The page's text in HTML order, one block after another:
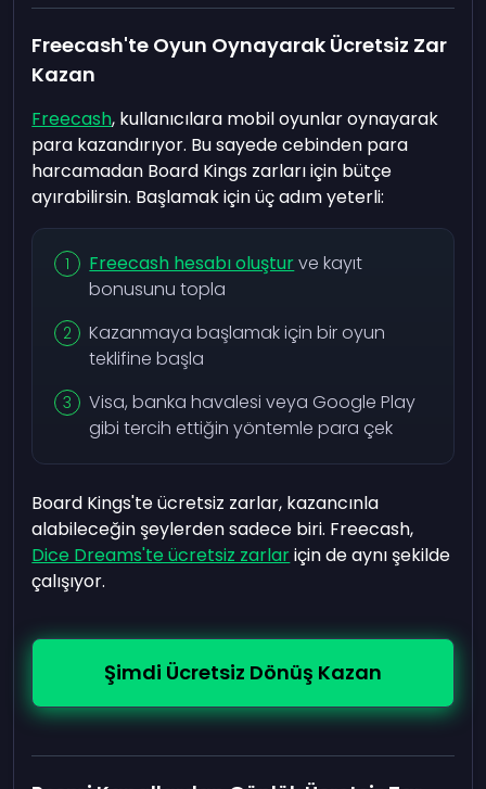
Freecash'te Oyun Oynayarak Ücretsiz Zar
Kazan
Freecash, kullanıcılara mobil oyunlar oynayarak
para kazandırıyor. Bu sayede cebinden para
harcamadan Board Kings zarları için bütçe
ayırabilirsin. Başlamak için üç adım yeterli:
Freecash hesabı oluşturve kayıt
bonusunu topla
Kazanmaya başlamak için bir oyun
teklifine başla
Visa, banka havalesi veya Google Play
gibi tercih ettiğin yöntemle para çek
Board Kings'te ücretsiz zarlar, kazancınla
alabileceğin şeylerden sadece biri. Freecash,
Dice Dreams'te ücretsiz zarlariçin de aynı şekilde
çalışıyor.
Şimdi Ücretsiz Dönüş Kazan